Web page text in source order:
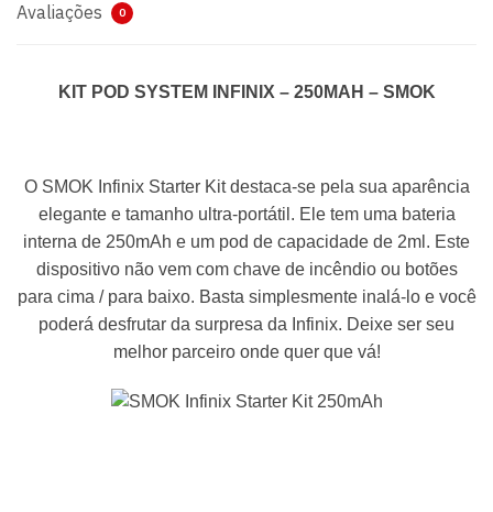
Avaliações 0
KIT POD SYSTEM INFINIX – 250MAH – SMOK
O SMOK Infinix Starter Kit destaca-se pela sua aparência
elegante e tamanho ultra-portátil. Ele tem uma bateria
interna de 250mAh e um pod de capacidade de 2ml. Este
dispositivo não vem com chave de incêndio ou botões
para cima / para baixo. Basta simplesmente inalá-lo e você
poderá desfrutar da surpresa da Infinix. Deixe ser seu
melhor parceiro onde quer que vá!